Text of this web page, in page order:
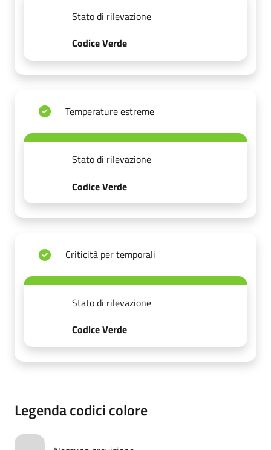
Stato di rilevazione
Codice Verde
Temperature estreme
Stato di rilevazione
Codice Verde
Criticità per temporali
Stato di rilevazione
Codice Verde
Legenda codici colore